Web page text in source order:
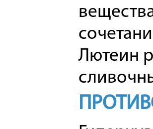
Лютеин